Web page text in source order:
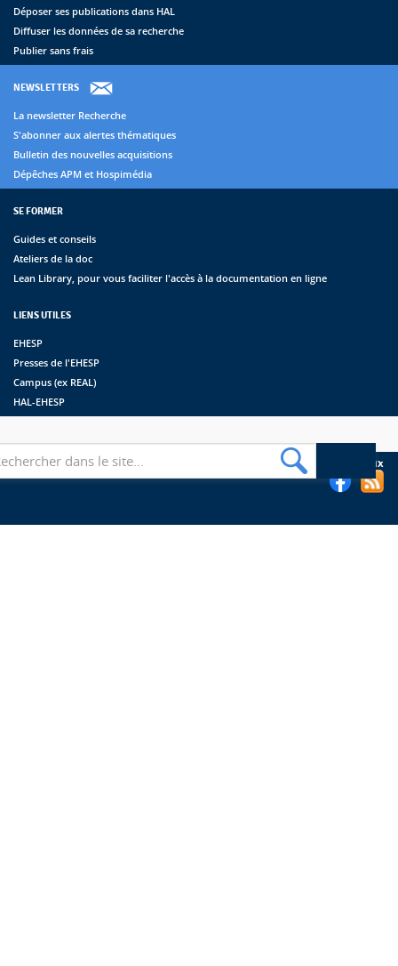
Déposer ses publications dans HAL
Diffuser les données de sa recherche
Publier sans frais
NEWSLETTERS
La newsletter Recherche
S'abonner aux alertes thématiques
Bulletin des nouvelles acquisitions
Dépêches APM et Hospimédia
SE FORMER
Guides et conseils
Ateliers de la doc
Lean Library, pour vous faciliter l'accès à la documentation en ligne
LIENS UTILES
EHESP
Presses de l'EHESP
Campus (ex REAL)
HAL-EHESP
Suivez les bibliothèques de l'EHESP sur les réseaux sociaux